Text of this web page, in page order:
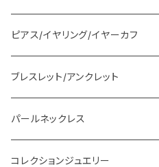
ピアス/イヤリング/イヤーカフ
ブレスレット/アンクレット
パールネックレス
コレクションジュエリー